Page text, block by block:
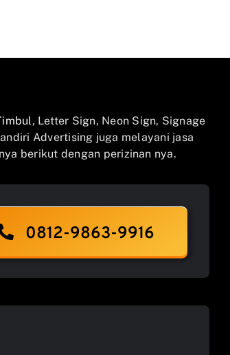
, Letter Sign, Neon Sign, Signage
Advertising juga melayani jasa
berikut dengan perizinan nya.
0812-9863-9916